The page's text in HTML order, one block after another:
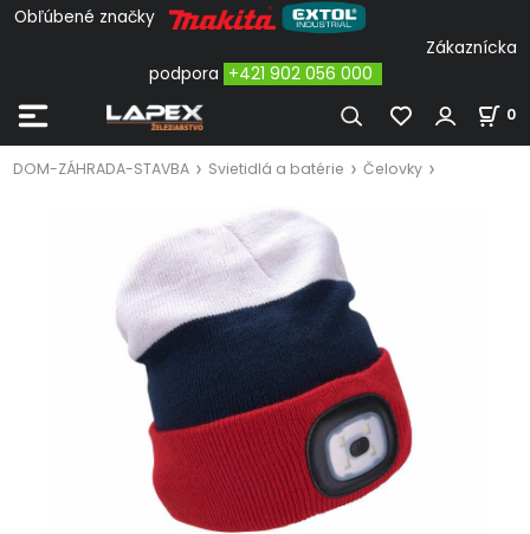
Obľúbené značky
Zákaznícka
podpora +421 902 056 000
0
DOM-ZÁHRADA-STAVBA Svietidlá a batérie Čelovky